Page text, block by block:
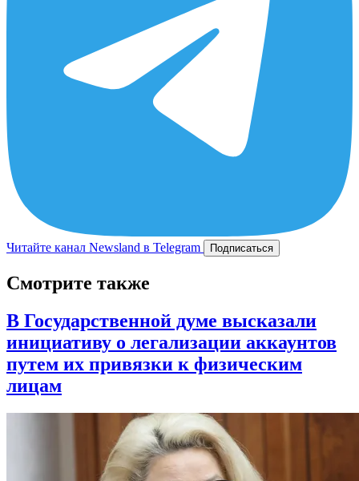
Читайте канал Newsland в Telegram Подписаться
Смотрите также
В Государственной думе высказали
инициативу о легализации аккаунтов
путем их привязки к физическим
лицам